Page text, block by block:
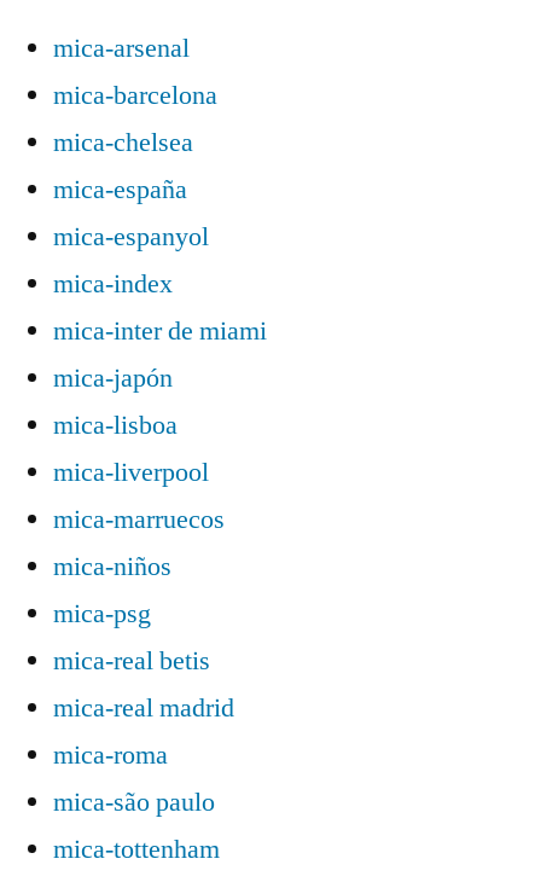
mica-arsenal
mica-barcelona
mica-chelsea
mica-españa
mica-espanyol
mica-index
mica-inter de miami
mica-japón
mica-lisboa
mica-liverpool
mica-marruecos
mica-niños
mica-psg
mica-real betis
mica-real madrid
mica-roma
mica-são paulo
mica-tottenham